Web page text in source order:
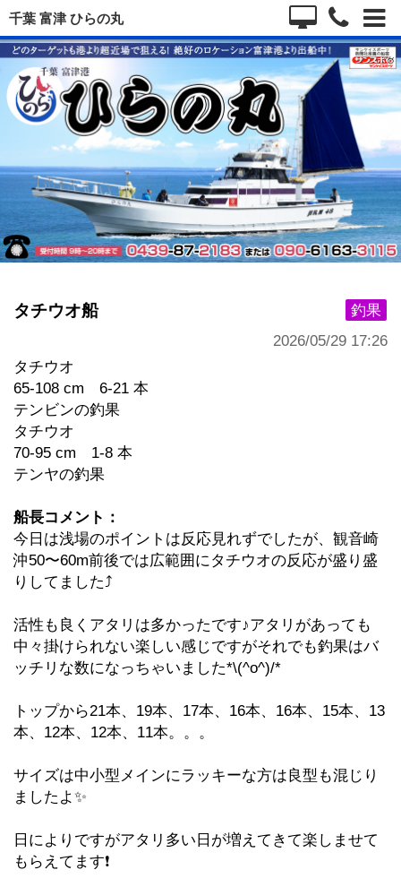
千葉 富津 ひらの丸
釣果
タチウオ船
2026/05/29 17:26
タチウオ
65-108 cm 6-21 本
テンビンの釣果
タチウオ
70-95 cm 1-8 本
テンヤの釣果
船長コメント：
今日は浅場のポイントは反応見れずでしたが、観音崎
沖50〜60m前後では広範囲にタチウオの反応が盛り盛
りしてました⤴️
活性も良くアタリは多かったです♪アタリがあっても
中々掛けられない楽しい感じですがそれでも釣果はバ
ッチリな数になっちゃいました*\(^o^)/*
トップから21本、19本、17本、16本、16本、15本、13
本、12本、12本、11本。。。
サイズは中小型メインにラッキーな方は良型も混じり
ましたよ✨
日によりですがアタリ多い日が増えてきて楽しませて
もらえてます❗️